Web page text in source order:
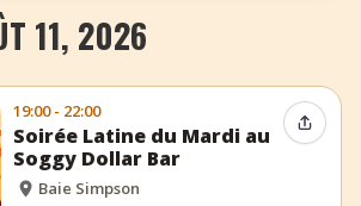
11, 2026
19:00 - 22:00
Soirée Latine du Mardi au
Soggy Dollar Bar
Baie Simpson